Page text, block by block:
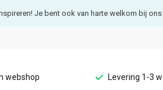
Je bent ook van harte welkom bij
webshop Levering 1-3